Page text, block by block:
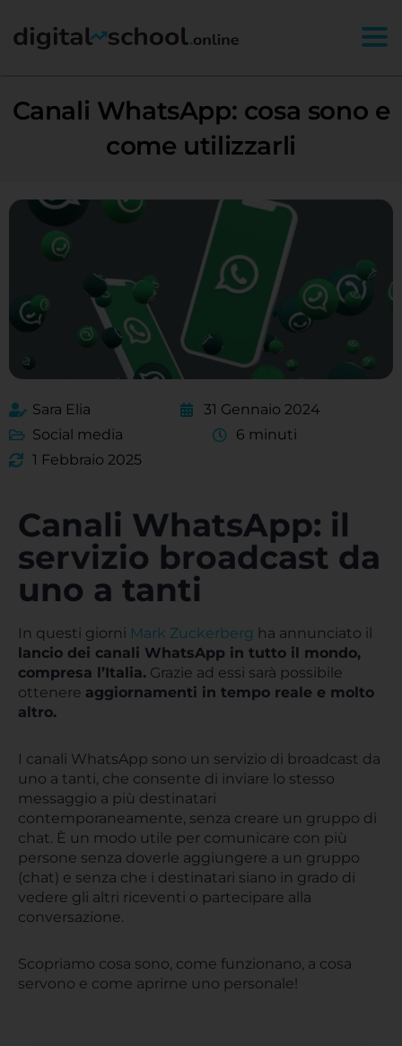
Canali WhatsApp: cosa sono e
come utilizzarli
Sara Elia
31 Gennaio 2024
Social media
6 minuti
1 Febbraio 2025
Canali WhatsApp: il
servizio broadcast da
uno a tanti
In questi giorni Mark Zuckerberg ha annunciato il
lancio dei canali WhatsApp in tutto il mondo,
compresa l’Italia. Grazie ad essi sarà possibile
ottenere aggiornamenti in tempo reale e molto
altro.
I canali WhatsApp sono un servizio di broadcast da
uno a tanti, che consente di inviare lo stesso
messaggio a più destinatari
contemporaneamente, senza creare un gruppo di
chat. È un modo utile per comunicare con più
persone senza doverle aggiungere a un gruppo
(chat) e senza che i destinatari siano in grado di
vedere gli altri riceventi o partecipare alla
conversazione.
Scopriamo cosa sono, come funzionano, a cosa
servono e come aprirne uno personale!